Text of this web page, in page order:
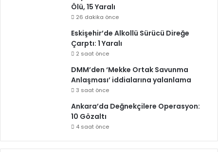
Ölü, 15 Yaralı
26 dakika önce
Eskişehir’de Alkollü Sürücü Direğe
Çarptı: 1 Yaralı
2 saat önce
DMM’den ‘Mekke Ortak Savunma
Anlaşması’ iddialarına yalanlama
3 saat önce
Ankara’da Değnekçilere Operasyon:
10 Gözaltı
4 saat önce